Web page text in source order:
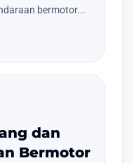
bermotor...
dan
Bermotor